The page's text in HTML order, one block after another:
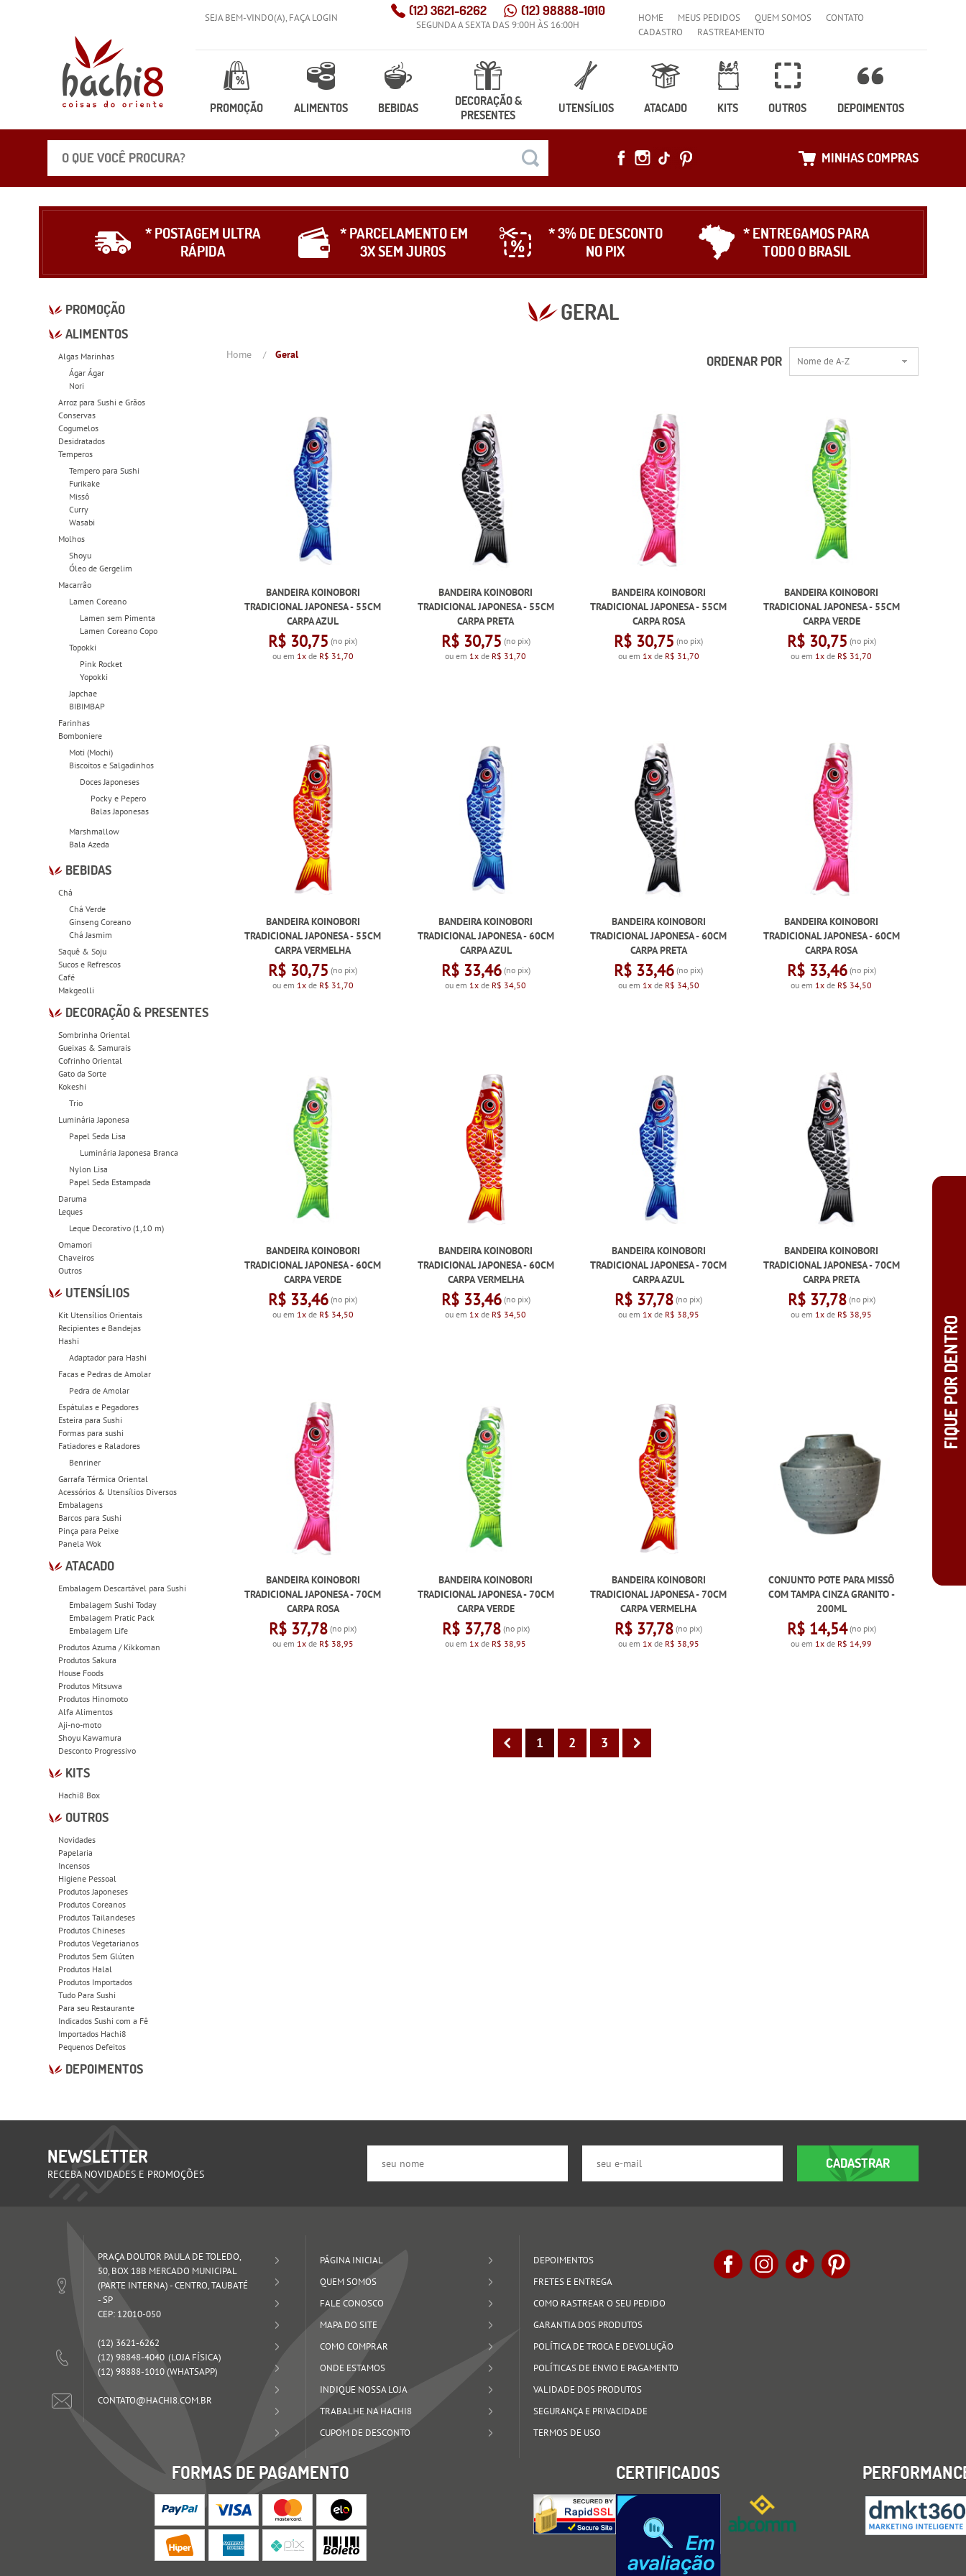
SEJA BEM-VINDO(A), FAÇA LOGIN (12)3621-6262 (12)98888-1010
SEGUNDA A SEXTA DAS 9:00H ÀS 16:00H
HOME MEUS PEDIDOS QUEM SOMOS
CONTATO
CADASTRO
RASTREAMENTO
PROMOÇÃO ALIMENTOS BEBIDAS
DECORAÇÃO &
PRESENTES
UTENSÍLIOS ATACADO KITS OUTROS DEPOIMENTOS
MINHAS COMPRAS
* POSTAGEM ULTRA
RÁPIDA
* PARCELAMENTO EM
3X SEM JUROS
* 3% DE DESCONTO
NO PIX
* ENTREGAMOS PARA
TODO O BRASIL
PROMOÇÃO
ALIMENTOS
Algas Marinhas
Ágar Ágar
Nori
Arroz para Sushi e Grãos
Conservas
Cogumelos
Desidratados
Temperos
Tempero para Sushi
Furikake
Missô
Curry
Wasabi
Molhos
Shoyu
Óleo de Gergelim
Macarrão
Lamen Coreano
Lamen sem Pimenta
Lamen Coreano Copo
Topokki
Pink Rocket
Yopokki
Japchae
BIBIMBAP
Farinhas
Bomboniere
Moti (Mochi)
Biscoitos e Salgadinhos
Doces Japoneses
Pocky e Pepero
Balas Japonesas
Marshmallow
Bala Azeda
BEBIDAS
Chá
Chá Verde
Ginseng Coreano
Chá Jasmim
Saquê & Soju
Sucos e Refrescos
Café
Makgeolli
DECORAÇÃO & PRESENTES
Sombrinha Oriental
Gueixas & Samurais
Cofrinho Oriental
Gato da Sorte
Kokeshi
Trio
Luminária Japonesa
Papel Seda Lisa
Luminária Japonesa Branca
Nylon Lisa
Papel Seda Estampada
Daruma
Leques
Leque Decorativo (1,10 m)
Omamori
Chaveiros
Outros
UTENSÍLIOS
Kit Utensílios Orientais
Recipientes e Bandejas
Hashi
Adaptador para Hashi
Facas e Pedras de Amolar
Pedra de Amolar
Espátulas e Pegadores
Esteira para Sushi
Formas para sushi
Fatiadores e Raladores
Benriner
Garrafa Térmica Oriental
Acessórios & Utensílios Diversos
Embalagens
Barcos para Sushi
Pinça para Peixe
Panela Wok
ATACADO
Embalagem Descartável para Sushi
Embalagem Sushi Today
Embalagem Pratic Pack
Embalagem Life
Produtos Azuma / Kikkoman
Produtos Sakura
House Foods
Produtos Mitsuwa
Produtos Hinomoto
Alfa Alimentos
Aji-no-moto
Shoyu Kawamura
Desconto Progressivo
KITS
Hachi8 Box
OUTROS
Novidades
Papelaria
Incensos
Higiene Pessoal
Produtos Japoneses
Produtos Coreanos
Produtos Tailandeses
Produtos Chineses
Produtos Vegetarianos
Produtos Sem Glúten
Produtos Halal
Produtos Importados
Tudo Para Sushi
Para seu Restaurante
Indicados Sushi com a Fê
Importados Hachi8
Pequenos Defeitos
DEPOIMENTOS
GERAL
Home Geral ORDENAR POR Nome de A-Z
BANDEIRA KOINOBORI
TRADICIONAL JAPONESA - 55CM
CARPA AZUL
R$ 30,75 (no pix)
ou em 1xde R$ 31,70
BANDEIRA KOINOBORI
TRADICIONAL JAPONESA - 55CM
CARPA PRETA
R$ 30,75 (no pix)
ou em 1x de R$ 31,70
BANDEIRA KOINOBORI
TRADICIONAL JAPONESA - 55CM
CARPA ROSA
R$ 30,75 (no pix)
ou em 1xde R$ 31,70
BANDEIRA KOINOBORI
TRADICIONAL JAPONESA - 55CM
CARPA VERDE
R$ 30,75 (no pix)
ou em 1x de R$ 31,70
BANDEIRA KOINOBORI
TRADICIONAL JAPONESA - 55CM
CARPA VERMELHA
R$ 30,75 (no pix)
ou em 1xde R$ 31,70
BANDEIRA KOINOBORI
TRADICIONAL JAPONESA - 60CM
CARPA AZUL
R$ 33,46(no pix)
ou em 1x de R$ 34,50
BANDEIRA KOINOBORI
TRADICIONAL JAPONESA - 60CM
CARPA PRETA
R$ 33,46 (no pix)
ou em 1xde R$ 34,50
BANDEIRA KOINOBORI
TRADICIONAL JAPONESA - 60CM
CARPA ROSA
R$ 33,46(no pix)
ou em 1x de R$ 34,50
BANDEIRA KOINOBORI
TRADICIONAL JAPONESA - 60CM
CARPA VERDE
R$ 33,46 (no pix)
ou em 1xde R$ 34,50
BANDEIRA KOINOBORI
TRADICIONAL JAPONESA - 60CM
CARPA VERMELHA
R$ 33,46(no pix)
ou em 1x de R$ 34,50
BANDEIRA KOINOBORI
TRADICIONAL JAPONESA - 70CM
CARPA AZUL
R$ 37,78 (no pix)
ou em 1xde R$ 38,95
BANDEIRA KOINOBORI
TRADICIONAL JAPONESA - 70CM
CARPA PRETA
R$ 37,78(no pix)
ou em 1x de R$ 38,95
BANDEIRA KOINOBORI
TRADICIONAL JAPONESA - 70CM
CARPA ROSA
R$ 37,78 (no pix)
ou em 1xde R$ 38,95
BANDEIRA KOINOBORI
TRADICIONAL JAPONESA - 70CM
CARPA VERDE
R$ 37,78(no pix)
ou em 1x de R$ 38,95
BANDEIRA KOINOBORI
TRADICIONAL JAPONESA - 70CM
CARPA VERMELHA
R$ 37,78 (no pix)
ou em 1xde R$ 38,95
CONJUNTO POTE PARA MISSÔ
COM TAMPA CINZA GRANITO -
200ML
R$ 14,54(no pix)
ou em 1x de R$ 14,99
1 2 3
NEWSLETTER
RECEBA NOVIDADES E PROMOÇÕES
CADASTRAR
PRAÇA DOUTOR PAULA DE TOLEDO,
50, BOX 18B MERCADO MUNICIPAL
(PARTE INTERNA)-CENTRO, TAUBATÉ
-SP
CEP: 12010-050
(12) 3621-6262
(12) 98848-4040
(12) 98888-1010(WHATSAPP)
CONTATO@HACHI8.COM.BR
PÁGINA INICIAL
QUEM SOMOS
FALE CONOSCO
MAPA DO SITE
COMO COMPRAR
ONDE ESTAMOS
INDIQUE NOSSA LOJA
TRABALHE NA HACHI8
CUPOM DE DESCONTO
DEPOIMENTOS
FRETES E ENTREGA
COMO RASTREAR O SEU PEDIDO
GARANTIA DOS PRODUTOS
POLÍTICA DE TROCA E DEVOLUÇÃO
POLÍTICAS DE ENVIO E PAGAMENTO
VALIDADE DOS PRODUTOS
SEGURANÇA E PRIVACIDADE
TERMOS DE USO
FORMAS DE PAGAMENTO CERTIFICADOS